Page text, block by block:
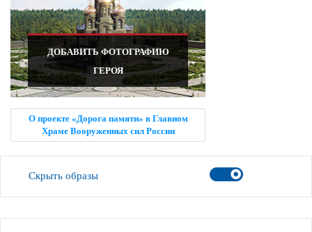
ДОБАВИТЬ ФОТОГРАФИЮ
ГЕРОЯ
О проекте «Дорога памяти» в Главном
Храме Вооруженных сил России
Скрыть образы